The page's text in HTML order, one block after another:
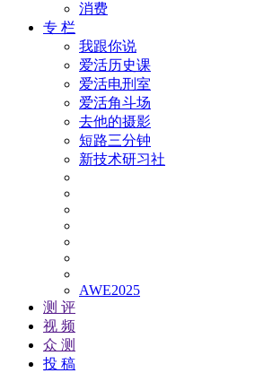
消费
专 栏
我跟你说
爱活历史课
爱活电刑室
爱活角斗场
去他的摄影
短路三分钟
新技术研习社
AWE2025
测 评
视 频
众 测
投 稿